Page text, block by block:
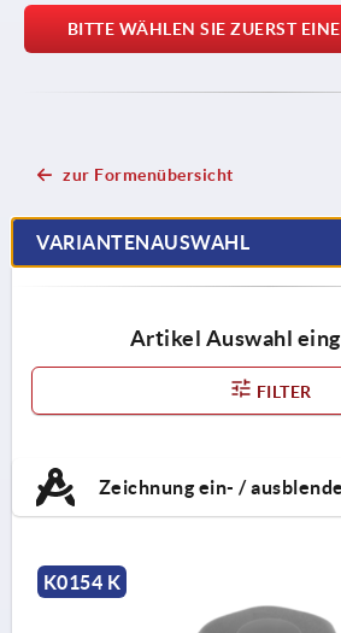
BITTE WÄHLEN SIE ZUERST
zur Formenübersicht
VARIANTENAUSWAHL
Artikel Auswahl
FILTER
Zeichnung ein- /
K0154 K